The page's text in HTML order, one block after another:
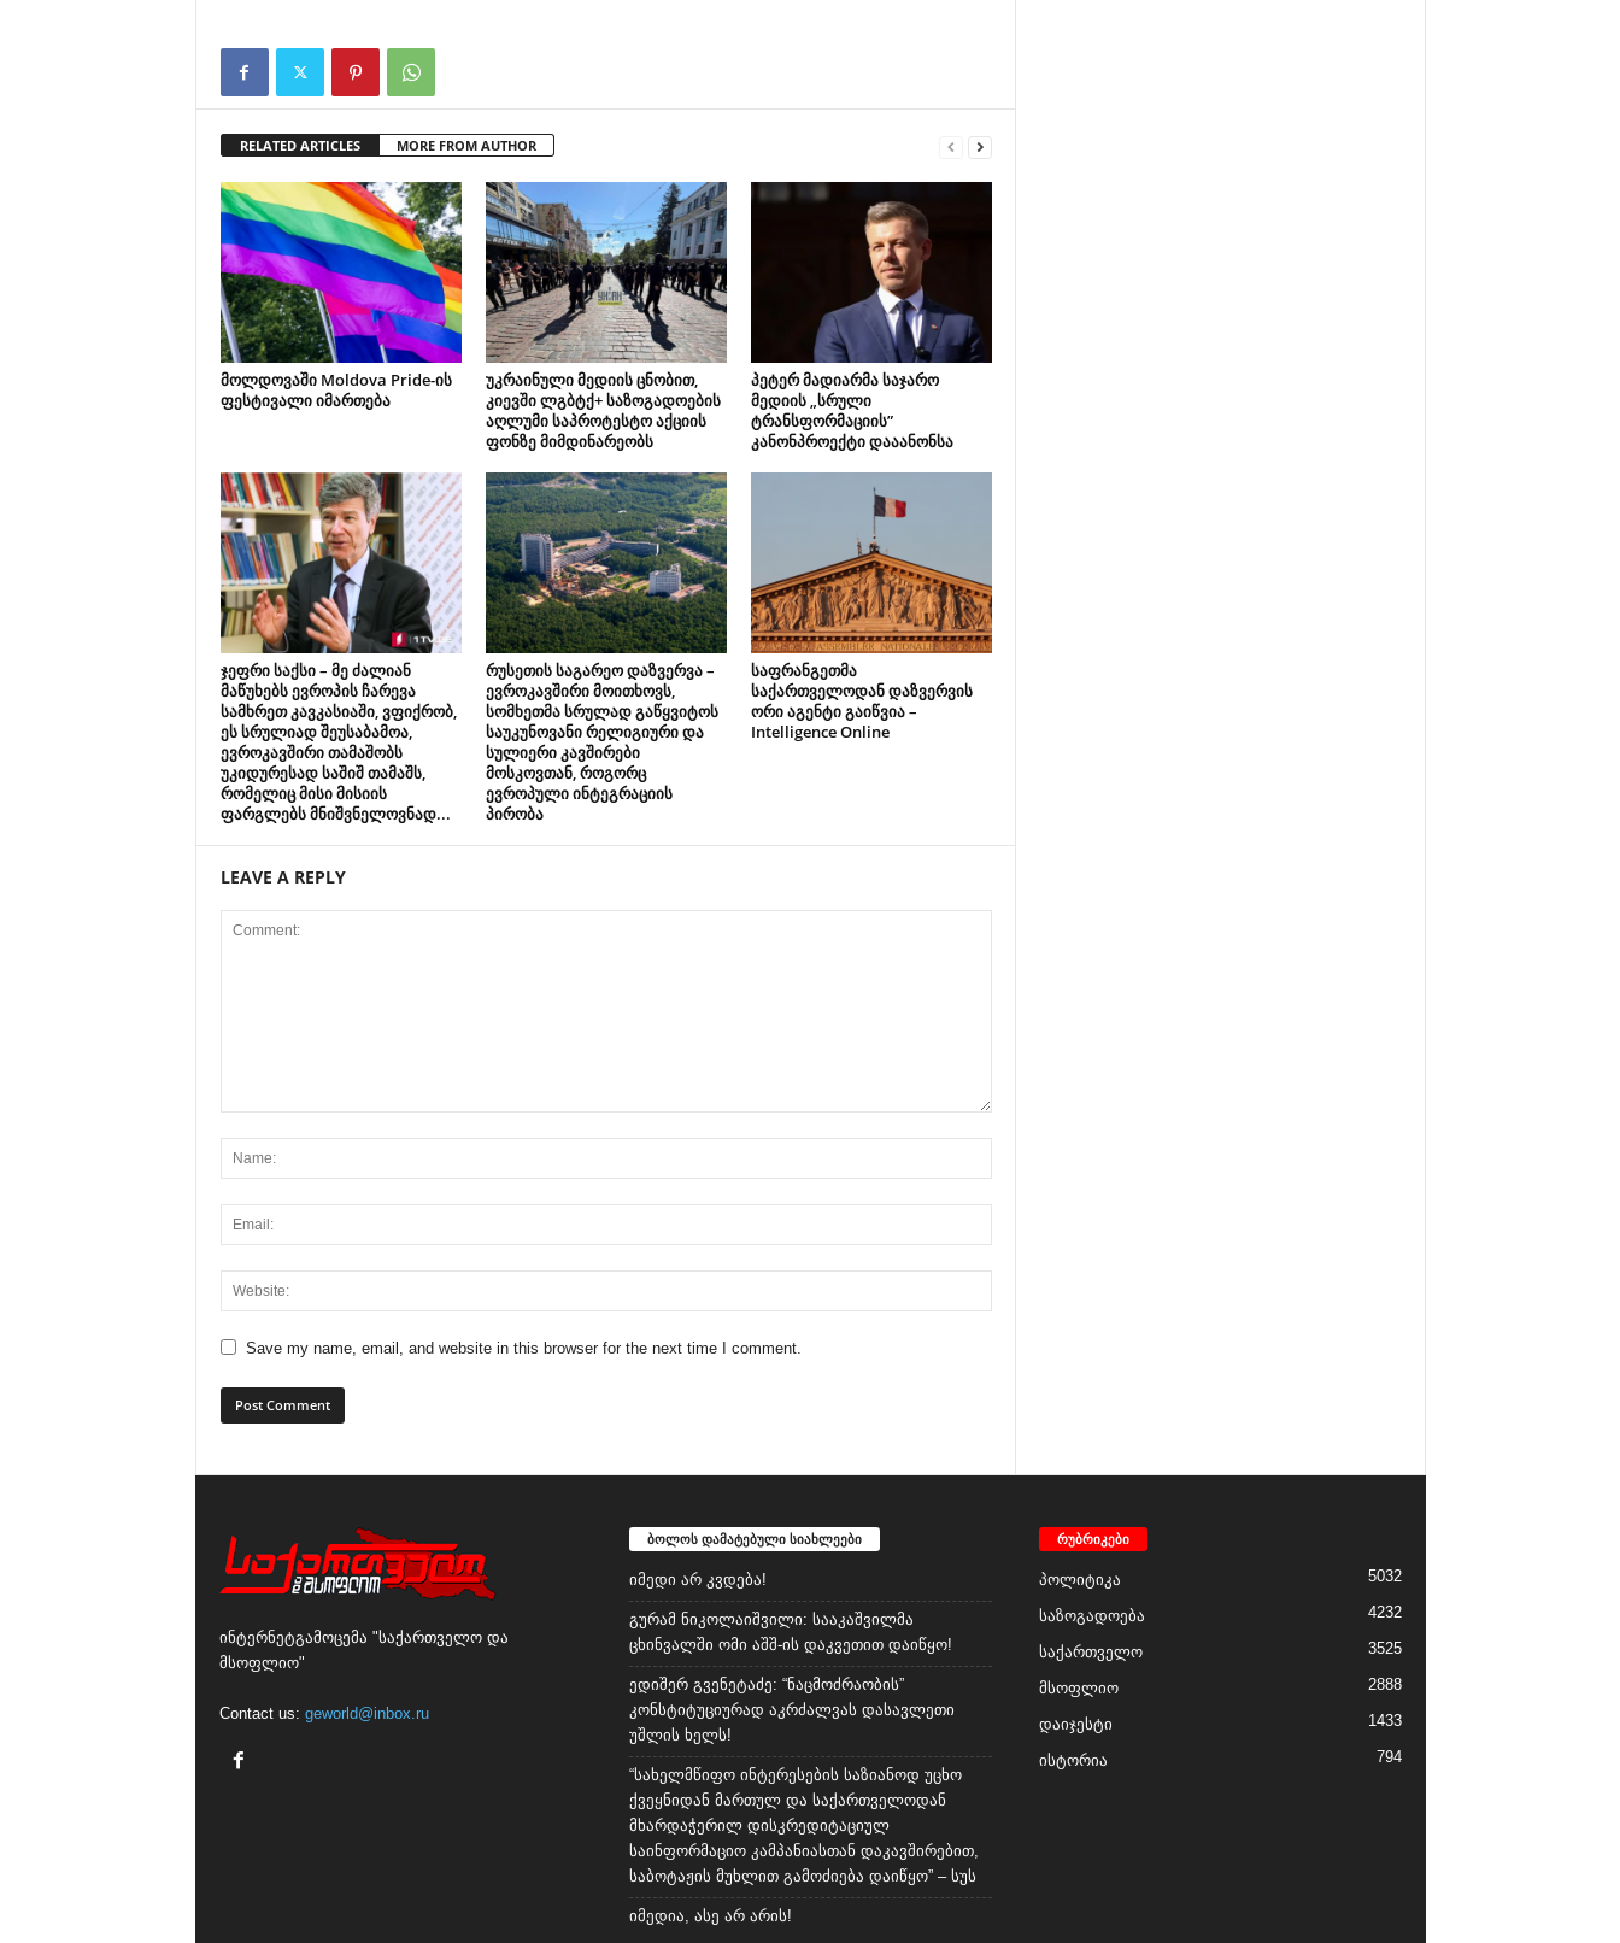
RELATED ARTICLES MORE FROM AUTHOR
მოლდოვაში Moldova Pride-ის
ფესტივალი იმართება
უკრაინული მედიის ცნობით,
კიევში ლგბტქ+ საზოგადოების
აღლუმი საპროტესტო აქციის
ფონზე მიმდინარეობს
პეტერ მადიარმა საჯარო
მედიის „სრული
ტრანსფორმაციის”
კანონპროექტი დააანონსა
ჯეფრი საქსი – მე ძალიან
მაწუხებს ევროპის ჩარევა
სამხრეთ კავკასიაში, ვფიქრობ,
ეს სრულიად შეუსაბამოა,
ევროკავშირი თამაშობს
უკიდურესად საშიშ თამაშს,
რომელიც მისი მისიის
ფარგლებს მნიშვნელოვნად...
რუსეთის საგარეო დაზვერვა –
ევროკავშირი მოითხოვს,
სომხეთმა სრულად გაწყვიტოს
საუკუნოვანი რელიგიური და
სულიერი კავშირები
მოსკოვთან, როგორც
ევროპული ინტეგრაციის
პირობა
საფრანგეთმა
საქართველოდან დაზვერვის
ორი აგენტი გაიწვია –
Intelligence Online
LEAVE A REPLY
Save my name, email, and website in this browser for the next time I comment.
ინტერნეტგამოცემა "საქართველო და
მსოფლიო"
Contact us: geworld@inbox.ru
ბოლოს დამატებული სიახლეები
იმედი არ კვდება!
გურამ ნიკოლაიშვილი: სააკაშვილმა
ცხინვალში ომი აშშ-ის დაკვეთით დაიწყო!
ედიშერ გვენეტაძე: “ნაცმოძრაობის”
კონსტიტუციურად აკრძალვას დასავლეთი
უშლის ხელს!
“სახელმწიფო ინტერესების საზიანოდ უცხო
ქვეყნიდან მართულ და საქართველოდან
მხარდაჭერილ დისკრედიტაციულ
საინფორმაციო კამპანიასთან დაკავშირებით,
საბოტაჟის მუხლით გამოძიება დაიწყო” – სუს
იმედია, ასე არ არის!
რუბრიკები
პოლიტიკა 5032
საზოგადოება 4232
საქართველო 3525
მსოფლიო 2888
დაიჯესტი 1433
ისტორია 794